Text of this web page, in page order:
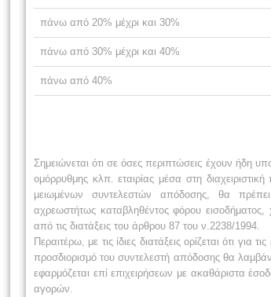
πάνω από 20% μέχρι και 30%
πάνω από 30% μέχρι και 40%
πάνω από 40%
Σημειώνεται ότι σε όσες περιπτώσεις έχουν ήδη
ομόρρυθμης κλπ. εταιρίας μέσα στη διαχειριστική
μειωμένων συντελεστών απόδοσης, θα
αχρεωστήτως καταβληθέντος φόρου εισοδήματος,
από τις διατάξεις του άρθρου 87 του ν.2238/1994.
Περαιτέρω, με τις ίδιες διατάξεις ορίζεται ότι για τις
προσδιορισμό του συντελεστή απόδοσης θα
εφαρμόζεται επί επιχειρήσεων με ακαθάριστα
αγορών.